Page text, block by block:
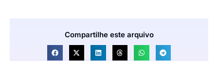
Compartilhe este arquivo